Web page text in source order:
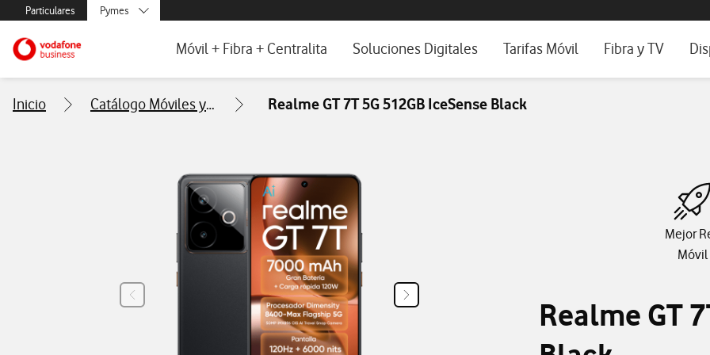
Menús secundarios. Enlace a particulares, empresas y autónomos, ayuda e idioma
Particulares
Menus de segmentación para empresas y autónomos
Pymes
y AA.PP.
Ir a la pagina principal de vodafone.esMóvil + Fibra + Centralita Soluciones Digitales
Ciberseguridad
Workplace
Workplace
Servicios Cloud
Tarifas Móvil Fibra y TV
Wifi para tus
Inicio Catálogo Móviles y Tablets Realme GT 7T 5G 512GB IceSense Black
Mejor
Móvil
Realme GT